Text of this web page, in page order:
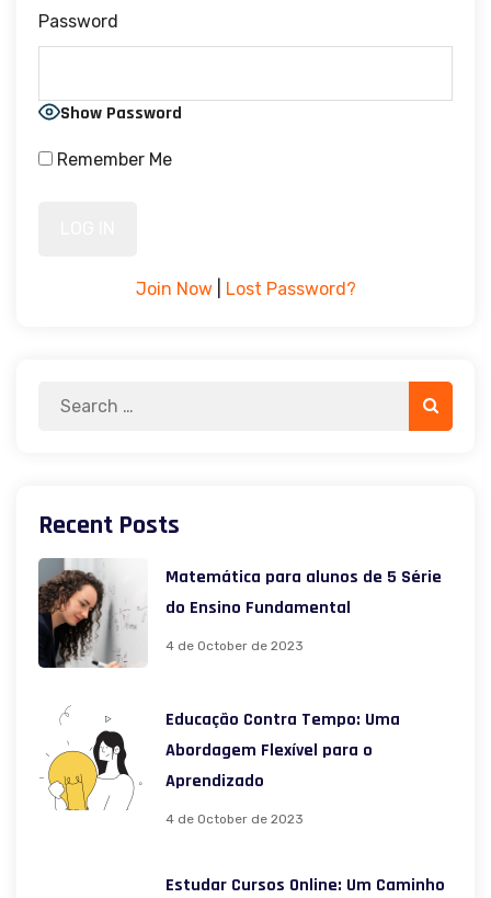
Password
Show Password
Remember Me
Join Now| Lost Password?
Search
Search
Recent Posts
Matemática para alunos de 5 Série
do Ensino Fundamental
4 de October de 2023
Educação Contra Tempo: Uma
Abordagem Flexível para o
Aprendizado
4 de October de 2023
Estudar Cursos Online: Um Caminho